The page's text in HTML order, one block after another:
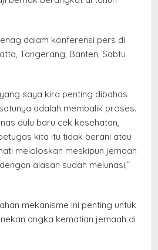
dalam konferensi pers di
Tangerang, Banten, Sabtu
saya kira penting dibahas
adalah membalik proses.
dulu baru cek kesehatan,
kita itu tidak berani atau
meloloskan meskipun jemaah
alasan sudah melunasi,”
mekanisme ini penting untuk
angka kematian jemaah di